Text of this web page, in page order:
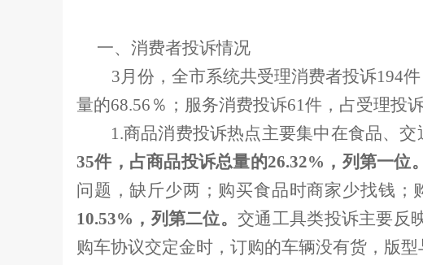
一、消费者投诉情况
3月份，全市系统共受理消费者投诉194
量的68.56 ％ ；服务消费投诉61件，占受理投
1.商品消费投诉热点主要集中在食品、
35件，占商品投诉总量的26.32% ，列第一位。
问题，缺斤少两；购买食品时商家少找钱
10.53% ，列第二位。交通工具类投诉主要反
购车协议交定金时，订购的车辆没有货，版